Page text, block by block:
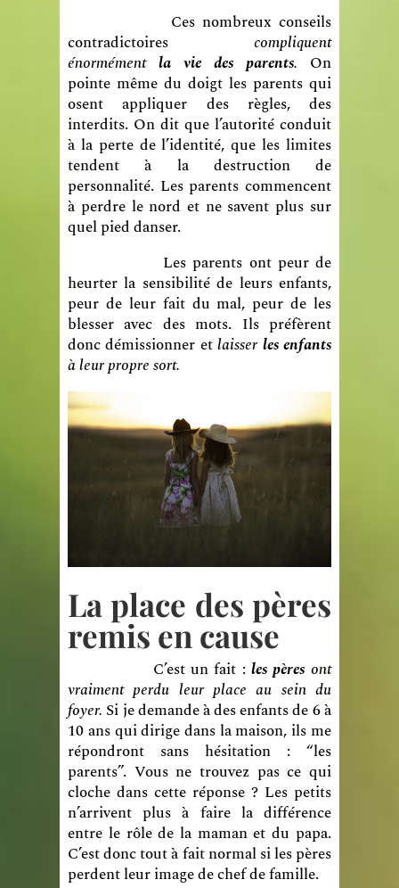
Ces nombreux conseils
contradictoires compliquent
énormémentla vie des parents. On
pointe même du doigt les parents qui
osent appliquer des règles, des
interdits. On dit que l’autorité conduit
à la perte de l’identité, que les limites
tendent à la destruction de
personnalité. Les parents commencent
à perdre le nord et ne savent plus sur
quel pied danser.
Les parents ont peur de
heurter la sensibilité de leurs enfants,
peur de leur fait du mal, peur de les
blesser avec des mots. Ils préfèrent
donc démissionner etlaisserles enfants
à leur propre sort.
La place des pères
remis en cause
C’est un fait :les pères ont
vraiment perdu leur place au sein du
foyer. Si je demande à des enfants de 6 à
10 ans qui dirige dans la maison, ils me
répondront sans hésitation : “les
parents”. Vous ne trouvez pas ce qui
cloche dans cette réponse ? Les petits
n’arrivent plus à faire la différence
entre le rôle de la maman et du papa.
C’est donc tout à fait normal si les pères
perdent leur image de chef de famille.